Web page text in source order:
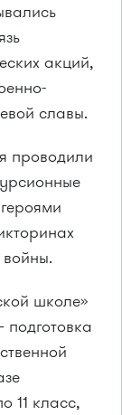
акций,
славы.
проводили
школе»
подготовка
11 класс,